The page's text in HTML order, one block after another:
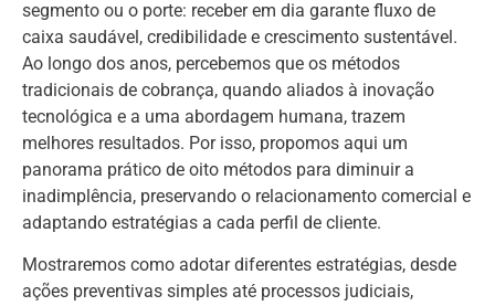
segmento ou o porte: receber em dia garante fluxo de
caixa saudável, credibilidade e crescimento sustentável.
Ao longo dos anos, percebemos que os métodos
tradicionais de cobrança, quando aliados à inovação
tecnológica e a uma abordagem humana, trazem
melhores resultados. Por isso, propomos aqui um
panorama prático de oito métodos para diminuir a
inadimplência, preservando o relacionamento comercial e
adaptando estratégias a cada perfil de cliente.
Mostraremos como adotar diferentes estratégias, desde
ações preventivas simples até processos judiciais,